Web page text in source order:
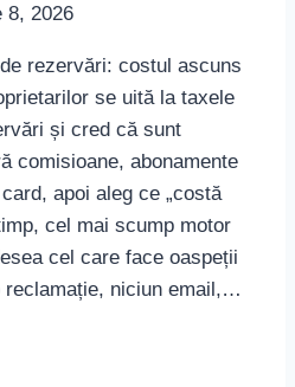
8, 2026
rezervări: costul ascuns
se uită la taxele
și cred că sunt
comisioane, abonamente
apoi aleg ce „costă
cel mai scump motor
cel care face oaspeții
reclamație, niciun email,…